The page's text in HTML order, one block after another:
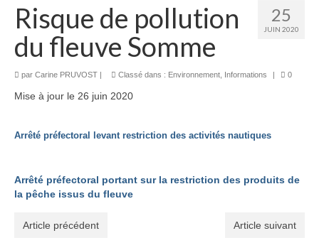
La Mairie
Vie Pratique
Services
Enfance Jeunesse
Sports Loisirs et Culture
25
JUIN 2020
Risque de pollution
du fleuve Somme
par Carine PRUVOST | Classé dans : Environnement Informations | 0
Mise à jour le 26 juin 2020
Arrêté préfectoral levant restriction des activités nautiques
Arrêté préfectoral portant sur la restriction des produits de
la pêche issus du fleuve
Article précédent Article suivant